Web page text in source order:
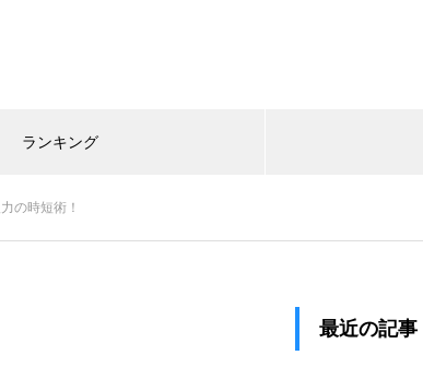
ランキング
の時短術！
最近の記事